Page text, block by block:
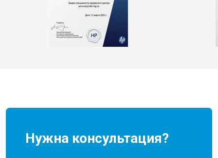
Нужна консультация?